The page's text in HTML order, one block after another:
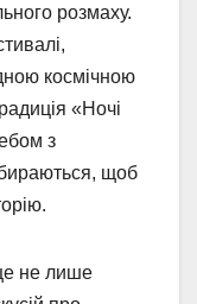
розмаху.
космічною
«Ночі
з
щоб
не лише